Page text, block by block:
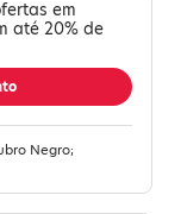
em
até 20% de
Negro;